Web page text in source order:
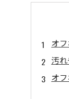
オ
汚
オ
他